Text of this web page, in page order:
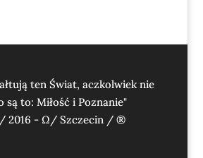
ten Świat, aczkolwiek nie
są to: Miłość i Poznanie"
2016 - Ω/ Szczecin / ®